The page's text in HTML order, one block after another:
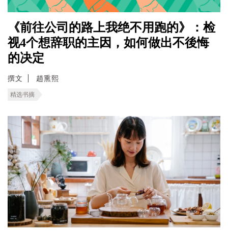
《前往公司的路上我绝不用跑的》：检
视4个想辞职的主因，如何做出不後悔
的决定
撰文 趙熏熙
精选书摘